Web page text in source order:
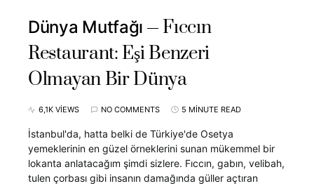
Dünya Mutfağı
Fıccın
Restaurant: Eşi Benzeri
Olmayan Bir Dünya
6,1K VIEWS NO COMMENTS 5 MINUTE READ
İstanbul'da, hatta belki de Türkiye'de Osetya
yemeklerinin en güzel örneklerini sunan mükemmel bir
lokanta anlatacağım şimdi sizlere. Fıccın, gabın, velibah,
tulen çorbası gibi insanın damağında güller açtıran